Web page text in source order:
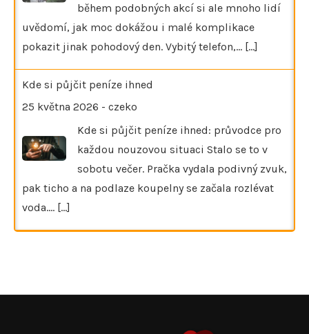
během podobných akcí si ale mnoho lidí
uvědomí, jak moc dokážou i malé komplikace
pokazit jinak pohodový den. Vybitý telefon,… [...]
Kde si půjčit peníze ihned
25 května 2026 - czeko
Kde si půjčit peníze ihned: průvodce pro
každou nouzovou situaci Stalo se to v
sobotu večer. Pračka vydala podivný zvuk,
pak ticho a na podlaze koupelny se začala rozlévat
voda.… [...]